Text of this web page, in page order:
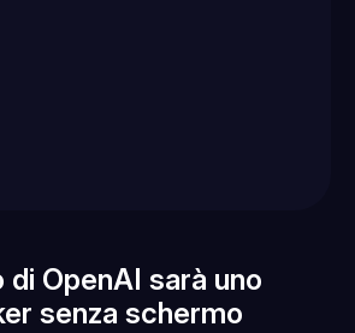
OpenAI sarà uno
senza schermo